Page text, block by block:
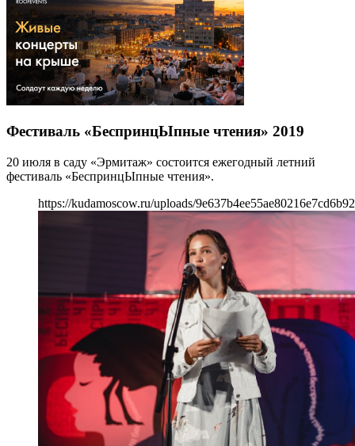
Фестиваль «БеспринцЫпные чтения» 2019
20 июля в саду «Эрмитаж» состоится ежегодный летний
фестиваль «БеспринцЫпные чтения».
https://kudamoscow.ru/uploads/